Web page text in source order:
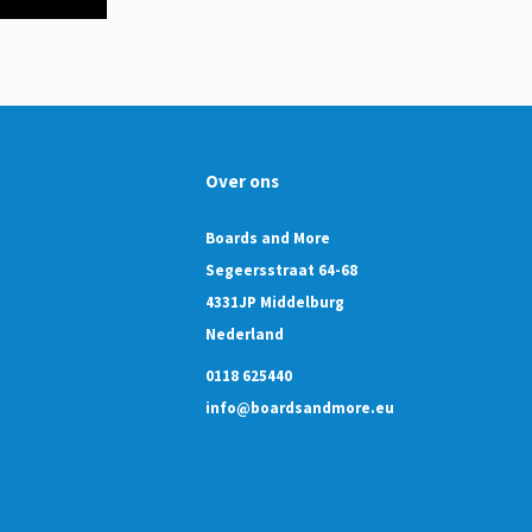
Over ons
Boards and More
Segeersstraat 64-68
4331JP Middelburg
Nederland
0118 625440
info@boardsandmore.eu